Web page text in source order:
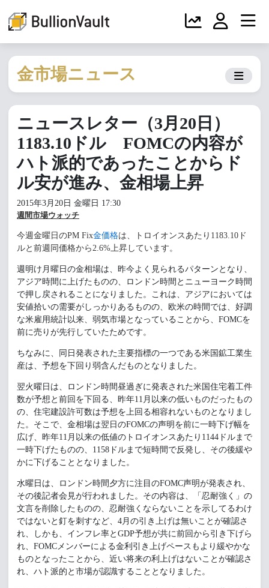
金市場ニュース
ニュースレター（3月20日）
1183.10ドル FOMCの内容が
ハト派的であったことからド
ル安が進み、金相場上昇
2015年3月20日 金曜日 17:30
週間市場ウォッチ
今週金曜日のPM Fix金価格は、トロイオンスあたり1183.10ド
ルと前週同価格から2.6%上昇しています。
週明け月曜日の金相場は、昨今よく見られるパターンとなり、
アジア時間に上げたものの、ロンドン時間とニューヨーク時間
で押し戻されることになりました。これは、アジアにおいては
安値拾いの需要がしっかりあるものの、欧米の時間では、好調
な米雇用統計以来、弱気市場となっていることから、FOMCを
前に売りが先行していたためです。
ちなみに、同日発表された主要指標の一つである米国鉱工業生
産は、予想を下回り弱含んだものとなりました。
翌火曜日は、ロンドン時間昼過ぎに発表された米国住宅着工件
数が予想と前回を下回る、昨年11月以来の低いものだったもの
の、住宅建設許可数は予想を上回る相容れないものとなりまし
た。そこで、金相場は翌日のFOMCの声明を前に一時下げ幅を
広げ、昨年11月以来の低値のトロイオンスあたり1144ドルまで
一時下げたものの、1158ドルまで短時間で反発し、その後緩や
かに下げることとなりました。
水曜日は、ロンドン時間夕方に注目のFOMC声明が発表され、
その後記者会見が行われました。その内容は、「忍耐強く」の
文言を削除したものの、忍耐強くならないことを示してるわけ
ではないと釘を刺すなど、4月の引き上げは無いことが確認さ
れ、しかも、インフレ率とGDP予想が共に前回から引き下げら
れ、FOMCメンバーによる金利引き上げペースもより緩やかな
ものとなったことから、近い将来の利上げはないことが確認さ
れ、ハト派的と市場が認識することとなりました。